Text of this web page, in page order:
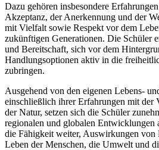
Dazu gehören insbesondere
Akzeptanz, der Anerkennung und der
mit Vielfalt sowie Respekt vor dem
zukünftigen Generationen. Die Schüler
und Bereitschaft, sich vor dem
Handlungsoptionen aktiv in die
zubringen.
Ausgehend von den eigenen Lebens-
einschließlich ihrer Erfahrungen mit
der Natur, setzen sich die Schüler
regionalen und globalen Entwicklungen
die Fähigkeit weiter, Auswirkungen von
Leben der Menschen, die Umwelt und